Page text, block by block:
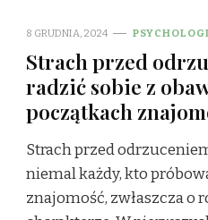
8 GRUDNIA, 2024
Strach przed
radzić sobie z
początkach
Strach przed
niemal każdy, kto
znajomość, zwłaszcza o